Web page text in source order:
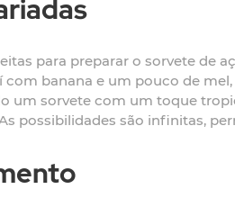
para preparar o sorvete de
com banana e um pouco de
um sorvete com um toque
possibilidades são infinitas,